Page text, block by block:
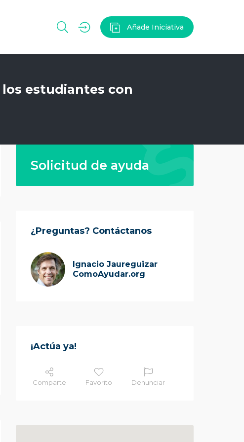
Añade Iniciativa
estudiantes con
Solicitud de ayuda
¿Preguntas? Contáctanos
Ignacio Jaureguizar
ComoAyudar.org
¡Actúa ya!
Comparte Favorito Denunciar